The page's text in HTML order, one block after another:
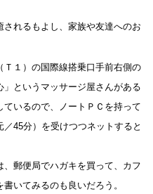
れるもよし、家族や友達へのお
１）の国際線搭乗口手前右側の
というマッサージ屋さんがある
いるので、ノートＰＣを持って
／45分）を受けつつネットすると
郵便局でハガキを買って、 カフ
いてみるのも良いだろう。